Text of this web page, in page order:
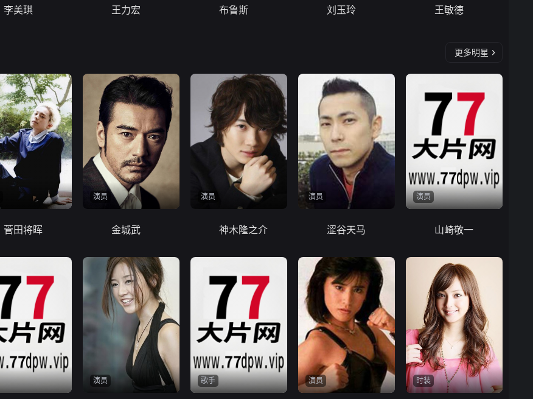
李美琪 王力宏 布鲁斯 刘玉玲 王敏德
更多明星
菅田将晖
演员
金城武
演员
神木隆之介
演员
涩谷天马
演员
山崎敬一
演员 歌手 演员 时装